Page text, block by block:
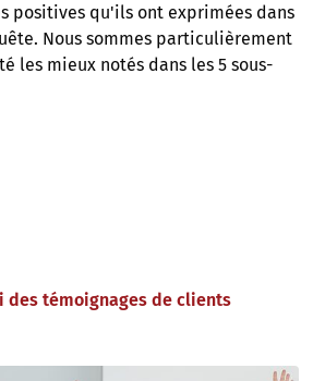
positives qu'ils ont exprimées dans
Nous sommes particulièrement
les mieux notés dans les 5 sous-
des témoignages de clients